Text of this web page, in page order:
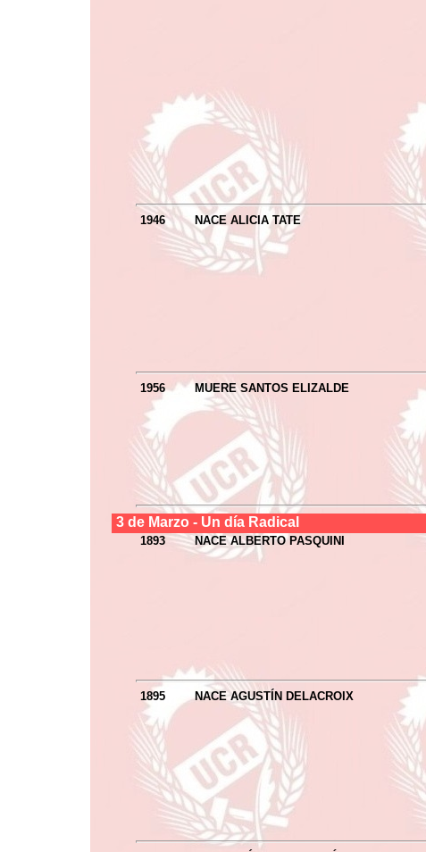
1946 NACE ALICIA TATE
1956 MUERE SANTOS ELIZALDE
3 de Marzo - Un día Radical
1893 NACE ALBERTO PASQUINI
1895 NACE AGUSTÍN DELACROIX